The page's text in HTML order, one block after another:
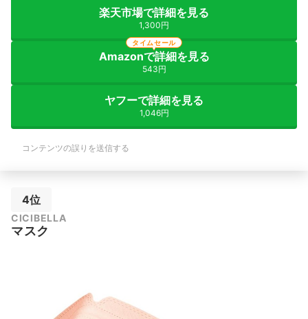
楽天市場で詳細を見る
1,300円
Amazonで詳細を見る
543円
タイムセール
ヤフーで詳細を見る
1,046円
コンテンツの誤りを送信する
4位
CICIBELLA
マスク